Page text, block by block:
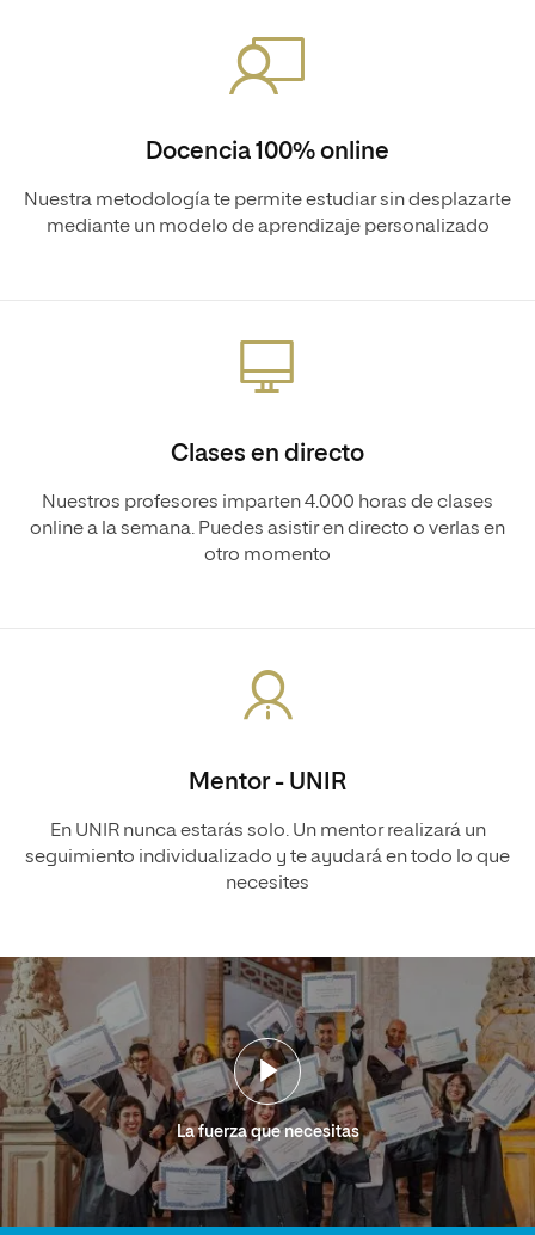
Docencia 100% online
Nuestra metodología te permite estudiar sin desplazarte
mediante un modelo de aprendizaje personalizado
Clases en directo
Nuestros profesores imparten 4.000 horas de clases
online a la semana. Puedes asistir en directo o verlas en
otro momento
Mentor - UNIR
En UNIR nunca estarás solo. Un mentor realizará un
seguimiento individualizado y te ayudará en todo lo que
necesites
La fuerza que necesitas